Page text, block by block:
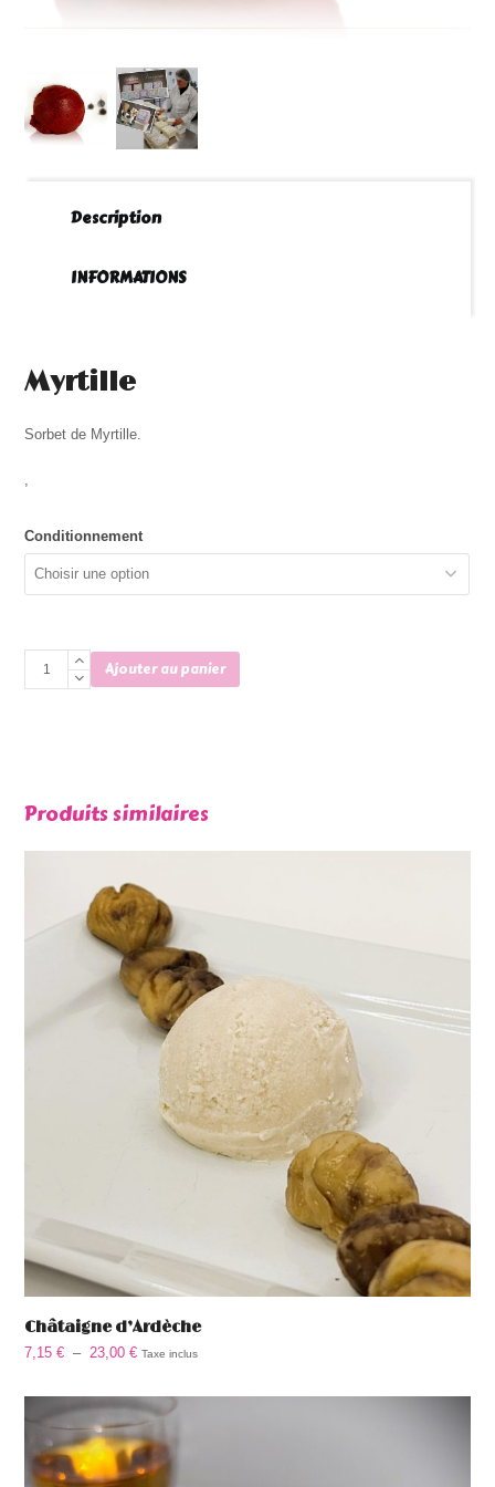
Description
INFORMATIONS
Myrtille
Sorbet de Myrtille.
,
Conditionnement
quantité
Ajouter au panier
Produits similaires
Châtaigne d’Ardèche
7,15€ – 23,00€Plage
7,15 €
à
23,00 €
Taxe inclus